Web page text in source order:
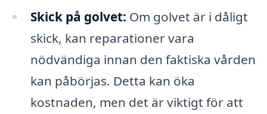
Skick på golvet: Om golvet är i dåligt
skick, kan reparationer vara
nödvändiga innan den faktiska vården
kan påbörjas. Detta kan öka
kostnaden, men det är viktigt för att